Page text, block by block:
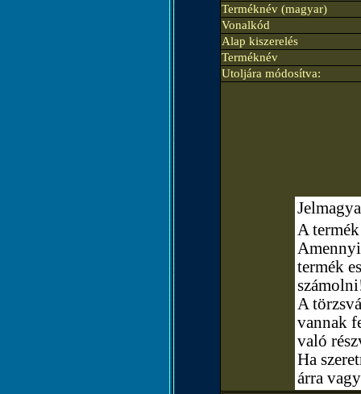
Terméknév (magyar)
Vonalkód
Alap kiszerelés
Terméknév
Utoljára módosítva:
A
termék
A
vannak
való
Ha
árra